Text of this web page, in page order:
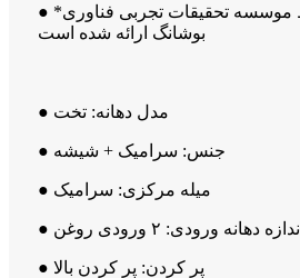
● *داده‌های فوق توسط موسسه تحقیقات تجربی فناوری
بوشانگ ارائه شده است
● مدل دهانه: تخت
● جنس: سرامیک + شیشه
● میله مرکزی: سرامیک
● اندازه دهانه ورودی: ۲ ورودی روغن
● پر کردن: پر کردن بالا